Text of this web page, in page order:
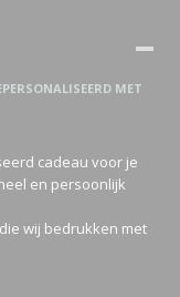
MET
cadeau voor je
en persoonlijk
wij bedrukken met